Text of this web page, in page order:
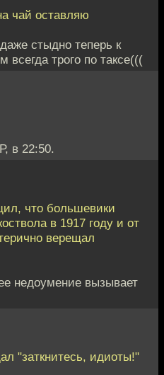
чай оставляю
стыдно теперь к
всегда трого по таксе(((
в 22:50.
что большевики
в 1917 году и от
верещал
недоумение вызывает
"заткнитесь, идиоты!"